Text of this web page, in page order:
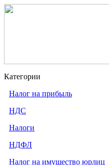
Категории
Налог на прибыль
НДС
Налоги
НДФЛ
Налог на имущество юрлиц